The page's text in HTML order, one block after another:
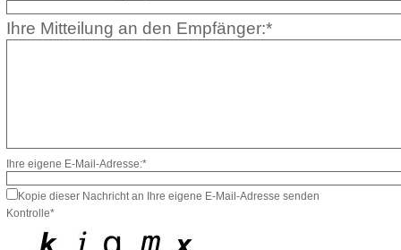
Ihre Mitteilung an den Empfänger:*
Ihre eigene E-Mail-Adresse:*
Kopie dieser Nachricht an Ihre eigene E-Mail-Adresse senden
Kontrolle*